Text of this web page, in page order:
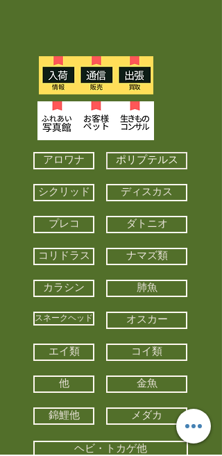
アロワナ ポリプテルス
シクリッド ディスカス
プレコ ダトニオ
コリドラス ナマズ類
カラシン 肺魚
スネークヘッド オスカー
エイ類 コイ類
他 金魚
錦鯉他 メダカ
ヘビ・トカゲ他